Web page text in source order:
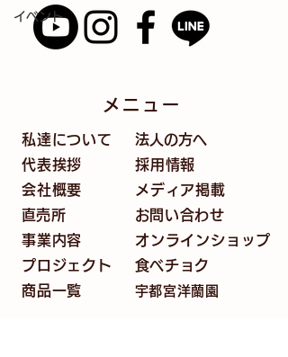
イベント
メニュー
私達について
代表挨拶
会社概要
​直売所
事業内容
プロジェクト
商品一覧
法人の方へ
採用情報
メディア掲載
​お問い合わせ
オンラインショップ
​食べチョク
​宇都宮洋蘭園